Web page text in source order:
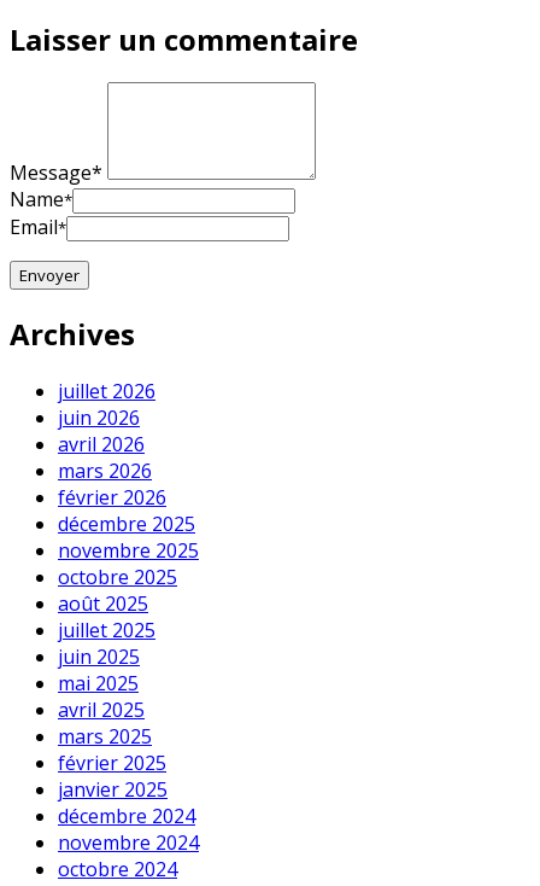
Laisser un commentaire
Message*
Name*
Email*
Archives
juillet 2026
juin 2026
avril 2026
mars 2026
février 2026
décembre 2025
novembre 2025
octobre 2025
août 2025
juillet 2025
juin 2025
mai 2025
avril 2025
mars 2025
février 2025
janvier 2025
décembre 2024
novembre 2024
octobre 2024